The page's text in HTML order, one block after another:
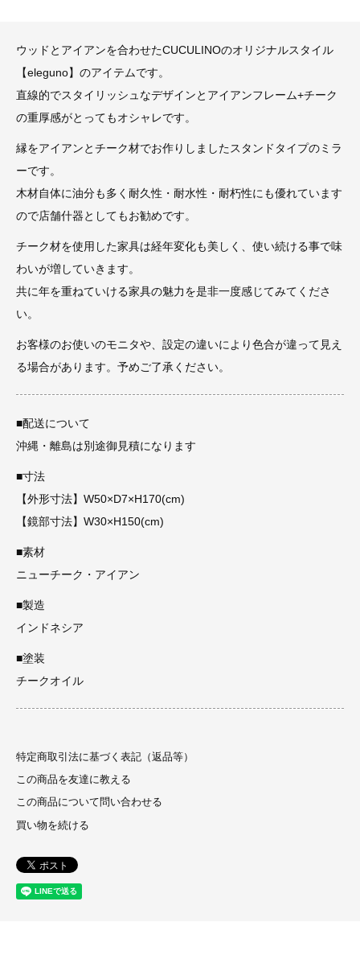
ウッドとアイアンを合わせたCUCULINOのオリジナルスタイル
【eleguno】のアイテムです。
直線的でスタイリッシュなデザインとアイアンフレーム+チーク
の重厚感がとってもオシャレです。
縁をアイアンとチーク材でお作りしましたスタンドタイプのミラ
ーです。
木材自体に油分も多く耐久性・耐水性・耐朽性にも優れています
ので店舗什器としてもお勧めです。
チーク材を使用した家具は経年変化も美しく、使い続ける事で味
わいが増していきます。
共に年を重ねていける家具の魅力を是非一度感じてみてくださ
い。
お客様のお使いのモニタや、設定の違いにより色合が違って見え
る場合があります。予めご了承ください。
■配送について
沖縄・離島は別途御見積になります
■寸法
【外形寸法】W50×D7×H170(cm)
【鏡部寸法】W30×H150(cm)
■素材
ニューチーク・アイアン
■製造
インドネシア
■塗装
チークオイル
特定商取引法に基づく表記（返品等）
この商品を友達に教える
この商品について問い合わせる
買い物を続ける